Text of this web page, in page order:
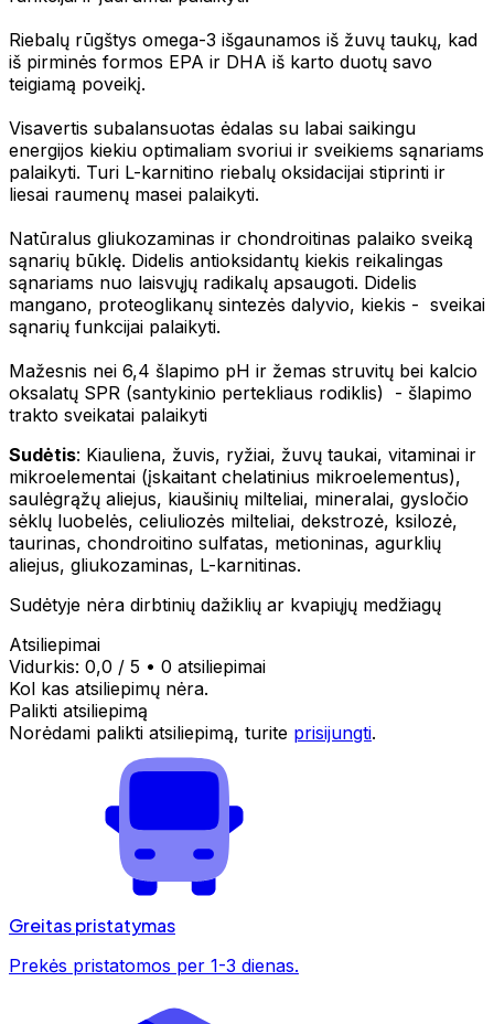
Riebalų rūgštys omega-3 išgaunamos iš žuvų taukų, kad
iš pirminės formos EPA ir DHA iš karto duotų savo
teigiamą poveikį.
Visavertis subalansuotas ėdalas su labai saikingu
energijos kiekiu optimaliam svoriui ir sveikiems sąnariams
palaikyti. Turi L-karnitino riebalų oksidacijai stiprinti ir
liesai raumenų masei palaikyti.
Natūralus gliukozaminas ir chondroitinas palaiko sveiką
sąnarių būklę. Didelis antioksidantų kiekis reikalingas
sąnariams nuo laisvųjų radikalų apsaugoti. Didelis
mangano, proteoglikanų sintezės dalyvio, kiekis - sveikai
sąnarių funkcijai palaikyti.
Mažesnis nei 6,4 šlapimo pH ir žemas struvitų bei kalcio
oksalatų SPR (santykinio pertekliaus rodiklis) - šlapimo
trakto sveikatai palaikyti
Sudėtis: Kiauliena, žuvis, ryžiai, žuvų taukai, vitaminai ir
mikroelementai (įskaitant chelatinius mikroelementus),
saulėgrąžų aliejus, kiaušinių milteliai, mineralai, gysločio
sėklų luobelės, celiuliozės milteliai, dekstrozė, ksilozė,
taurinas, chondroitino sulfatas, metioninas, agurklių
aliejus, gliukozaminas, L-karnitinas.
Sudėtyje nėra dirbtinių dažiklių ar kvapiųjų medžiagų
Atsiliepimai
Vidurkis: 0,0 / 5 • 0 atsiliepimai
Kol kas atsiliepimų nėra.
Palikti atsiliepimą
Norėdami palikti atsiliepimą, turite prisijungti.
Greitas pristatymas
Prekės pristatomos per 1-3 dienas.